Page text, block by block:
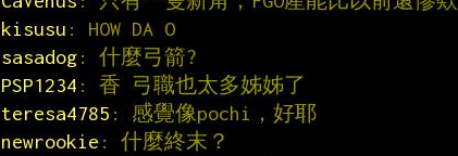
kisusu : HOW DA O
sasadog: 什麼弓箭?
PSP1234 : 香 弓職也太多姊姊了
teresa4785 : 感覺像pochi，好耶
newrookie : 什麼終末？